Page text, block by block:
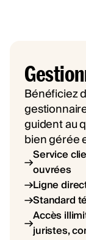
Bénéficiez
guident au
bien gérée
Service
ouvrées
Ligne
Standard
Accès
juristes,